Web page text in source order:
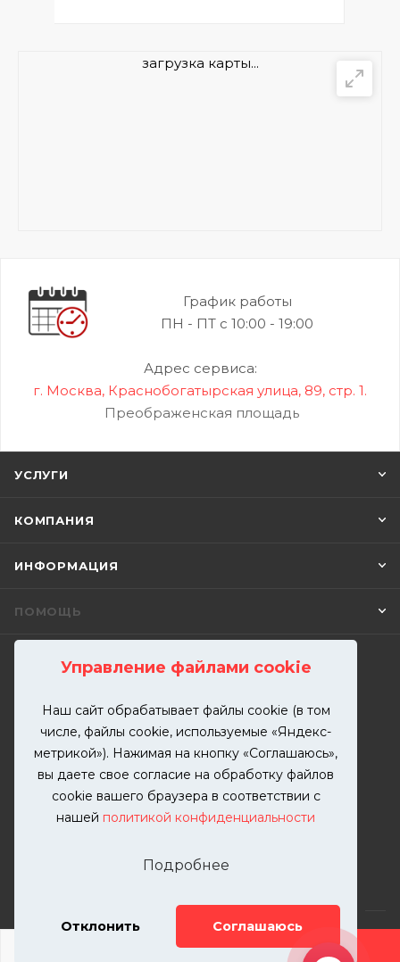
Управление файлами cookie
Наш сайт обрабатывает файлы cookie (в том
числе, файлы cookie, используемые «Яндекс-
метрикой»). Нажимая на кнопку «Соглашаюсь»,
вы даете свое согласие на обработку файлов
cookie вашего браузера в соответствии с
нашей политикой конфиденциальности
Подробнее
Отклонить Соглашаюсь
ДОБАВИТЬ УСЛУГУ
загрузка карты...
График работы
ПН - ПТ с 10:00 - 19:00
Адрес сервиса:
г. Москва, Краснобогатырская улица, 89, стр. 1.
Преображенская площадь
УСЛУГИ
КОМПАНИЯ
ИНФОРМАЦИЯ
ПОМОЩЬ
+7 (499) 302-00-57 ЗАКАЗАТЬ ЗВОНОК
zakaz@kutuzovv.ru
г. Москва, Краснобогатырская